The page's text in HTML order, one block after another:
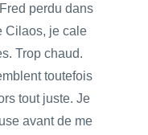
perdu dans
Cilaos, je cale
Trop chaud.
toutefois
tout juste. Je
avant de me